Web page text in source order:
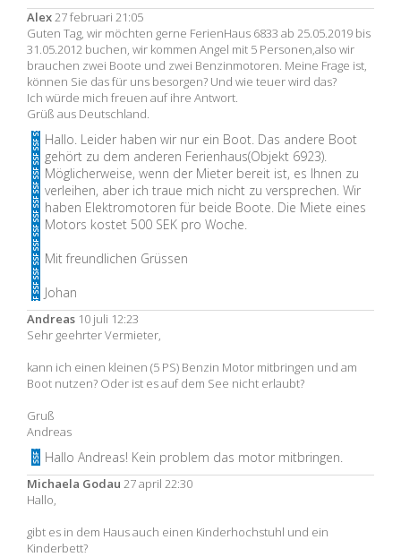
Alex27 februari 21:05
Guten Tag, wir möchten gerne FerienHaus 6833 ab 25.05.2019 bis
31.05.2012 buchen, wir kommen Angel mit 5 Personen,also wir
brauchen zwei Boote und zwei Benzinmotoren. Meine Frage ist,
können Sie das für uns besorgen? Und wie teuer wird das?
Ich würde mich freuen auf ihre Antwort.
Grüß aus Deutschland.
Hallo. Leider haben wir nur ein Boot. Das andere Boot
gehört zu dem anderen Ferienhaus(Objekt 6923).
Möglicherweise, wenn der Mieter bereit ist, es Ihnen zu
verleihen, aber ich traue mich nicht zu versprechen. Wir
haben Elektromotoren für beide Boote. Die Miete eines
Motors kostet 500 SEK pro Woche.
Mit freundlichen Grüssen
Johan
Andreas 10 juli 12:23
Sehr geehrter Vermieter,
kann ich einen kleinen (5 PS) Benzin Motor mitbringen und am
Boot nutzen? Oder ist es auf dem See nicht erlaubt?
Gruß
Andreas
Hallo Andreas! Kein problem das motor mitbringen.
Michaela Godau 27 april 22:30
Hallo,
gibt es in dem Haus auch einen Kinderhochstuhl und ein
Kinderbett?